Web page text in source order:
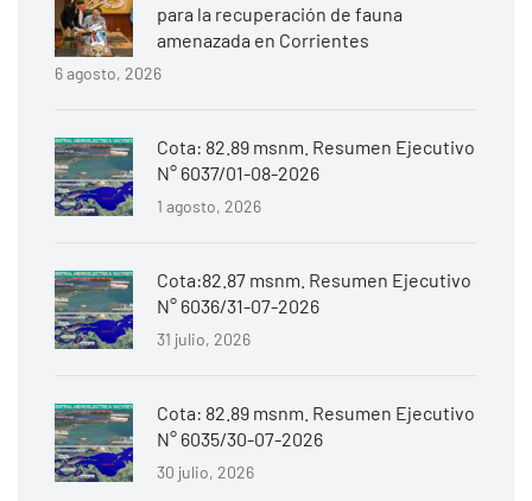
para la recuperación de fauna
amenazada en Corrientes
6 agosto, 2026
Cota: 82.89 msnm. Resumen Ejecutivo
N° 6037/01-08-2026
1 agosto, 2026
Cota:82.87 msnm. Resumen Ejecutivo
N° 6036/31-07-2026
31 julio, 2026
Cota: 82.89 msnm. Resumen Ejecutivo
N° 6035/30-07-2026
30 julio, 2026